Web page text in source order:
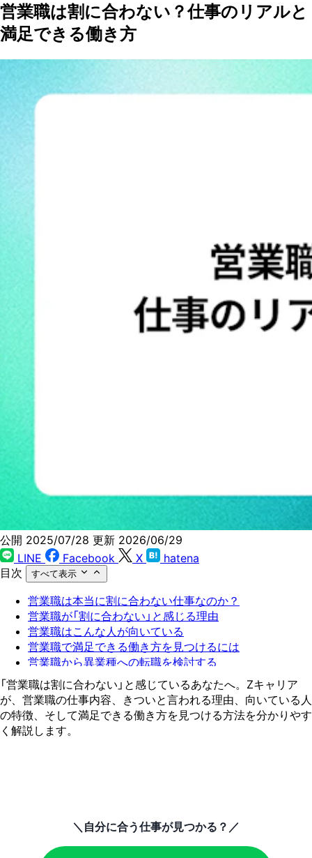
営業職は割に合わない？仕事のリアルと
満足できる働き方
公開 2025/07/28 更新 2026/06/29
LINE
Facebook X
hatena
目次
すべて表示
営業職は本当に割に合わない仕事なのか？
営業職が「割に合わない」と感じる理由
営業職はこんな人が向いている
営業職で満足できる働き方を見つけるには
営業職から異業種への転職を検討する
「営業職は割に合わない」と感じているあなたへ。Zキャリア
が、営業職の仕事内容、きついと言われる理由、向いている人
の特徴、そして満足できる働き方を見つける方法を分かりやす
く解説します。
＼自分に合う仕事が見つかる？／